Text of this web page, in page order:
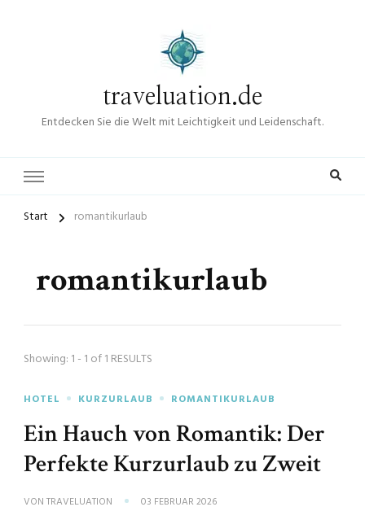
traveluation.de
Entdecken Sie die Welt mit Leichtigkeit und Leidenschaft.
Start romantikurlaub
romantikurlaub
Showing: 1 - 1 of 1 RESULTS
HOTEL KURZURLAUB ROMANTIKURLAUB
Ein Hauch von Romantik: Der
Perfekte Kurzurlaub zu Zweit
VON TRAVELUATION 03 FEBRUAR 2026